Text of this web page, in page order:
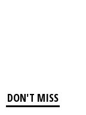
DON'T MISS